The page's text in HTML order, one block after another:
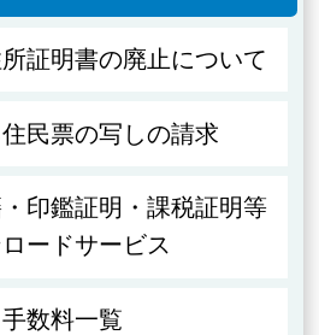
証明書の廃止について
民票の写しの請求
印鑑証明・課税証明等
ードサービス
数料一覧